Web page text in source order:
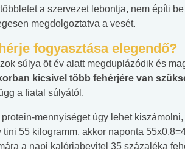
a szervezet lebontja, nem építi
megdolgoztatva a vesét.
fogyasztása elegendő?
súlya öt év alatt megduplázódik és
kicsivel több fehérjére van
a fiatal súlyától.
mennyiséget úgy lehet kiszámolni,
tini 55 kilogramm, akkor naponta
a napi kalóriabevitel 35 százaléka